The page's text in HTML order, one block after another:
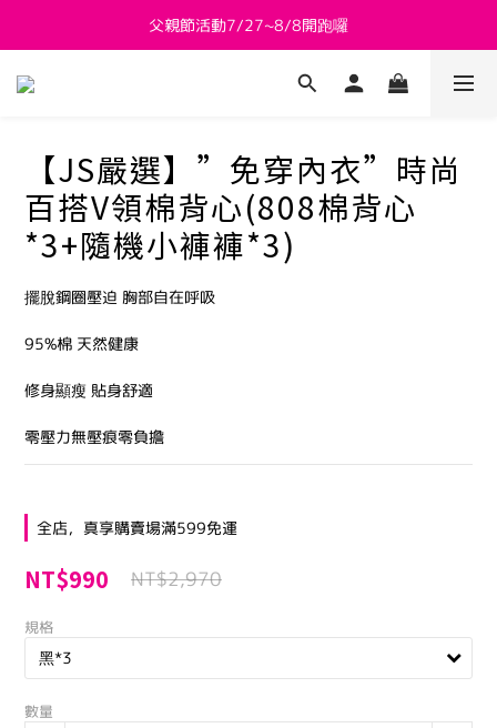
新會員送 $800購物金
父親節活動7/27~8/8開跑囉
新會員送 $800購物金
【JS嚴選】”免穿內衣”時尚
百搭V領棉背心(808棉背心
*3+隨機小褲褲*3)
擺脫鋼圈壓迫 胸部自在呼吸
95%棉 天然健康
修身顯瘦 貼身舒適
零壓力無壓痕零負擔
全店，真享購賣場滿599免運
NT$990 NT$2,970
規格
數量